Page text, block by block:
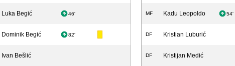
Luka Begić 46'
Dominik Begić 82'
Ivan Bešlić
MF Kadu Leopoldo 54'
DF Kristian Luburić
DF Kristijan Medić